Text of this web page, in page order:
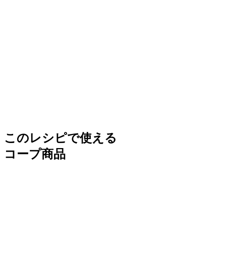
このレシピで使える
コープ商品